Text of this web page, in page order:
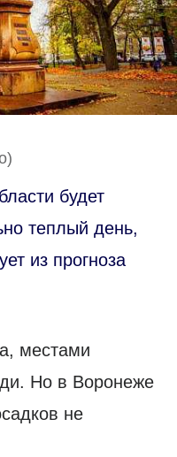
будет
теплый день,
из прогноза
местами
Но в Воронеже
не